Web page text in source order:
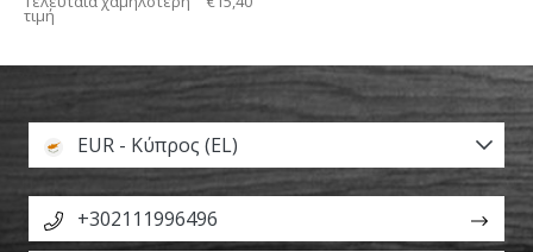
τιμή
EUR - Κύπρος (EL)
+302111996496